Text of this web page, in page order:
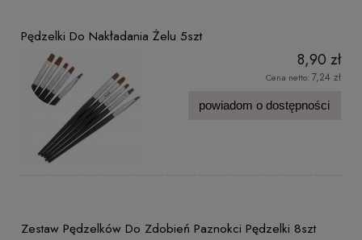
Pędzelki Do Nakładania Żelu 5szt
8,90 zł
Cena netto: 7,24 zł
powiadom o dostępności
Zestaw Pędzelków Do Zdobień Paznokci Pędzelki 8szt